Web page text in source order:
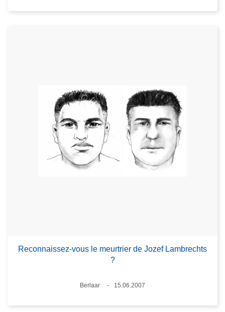
Reconnaissez-vous le meurtrier de Jozef Lambrechts
?
Standort
Berlaar
15.06.2007